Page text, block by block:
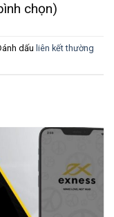
chọn)
dấu liên kết thường